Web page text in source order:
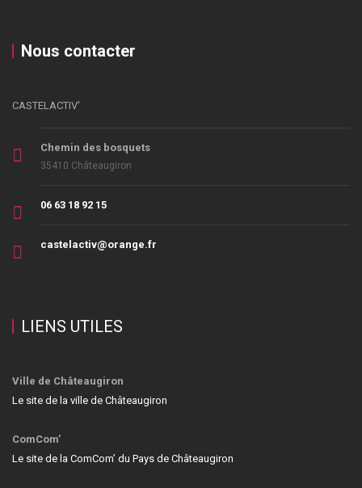
Nous contacter
CASTELACTIV'
Chemin des bosquets
35410 Châteaugiron
06 63 18 92 15
castelactiv@orange.fr
LIENS UTILES
Ville de Châteaugiron
Le site de la ville de Châteaugiron
ComCom’
Le site de la ComCom’ du Pays de Châteaugiron